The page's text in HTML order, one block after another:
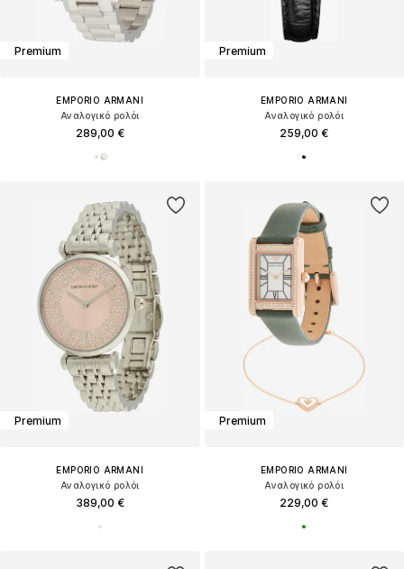
Premium
EMPORIO ARMANI
Αναλογικό ρολόι
289,00 €
Premium
EMPORIO ARMANI
Αναλογικό ρολόι
259,00 €
Premium
EMPORIO ARMANI
Αναλογικό ρολόι
389,00 €
Premium
EMPORIO ARMANI
Αναλογικό ρολόι
229,00 €